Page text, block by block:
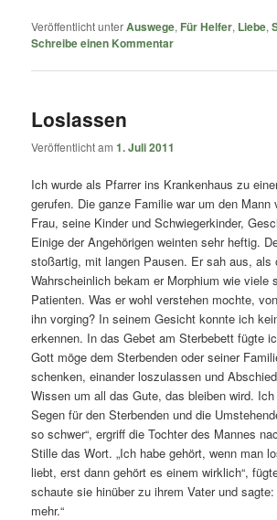
Veröffentlicht unterAuswege, Für Helfer, Liebe,
Schreibe einen Kommentar
Loslassen
Veröffentlicht am1. Juli 2011
Ich wurde als Pfarrer ins Krankenhaus zu
gerufen. Die ganze Familie war um den
Frau, seine Kinder und Schwiegerkinder,
Einige der Angehörigen weinten sehr heftig.
stoßartig, mit langen Pausen. Er sah aus, als
Wahrscheinlich bekam er Morphium wie viele
Patienten. Was er wohl verstehen mochte,
ihn vorging? In seinem Gesicht konnte ich
erkennen. In das Gebet am Sterbebett fügte
Gott möge dem Sterbenden oder seiner
schenken, einander loszulassen und
Wissen um all das Gute, das bleiben wird.
Segen für den Sterbenden und die
so schwer“, ergriff die Tochter des Mannes
Stille das Wort. „Ich habe gehört, wenn man
liebt, erst dann gehört es einem wirklich“,
schaute sie hinüber zu ihrem Vater und
mehr.“